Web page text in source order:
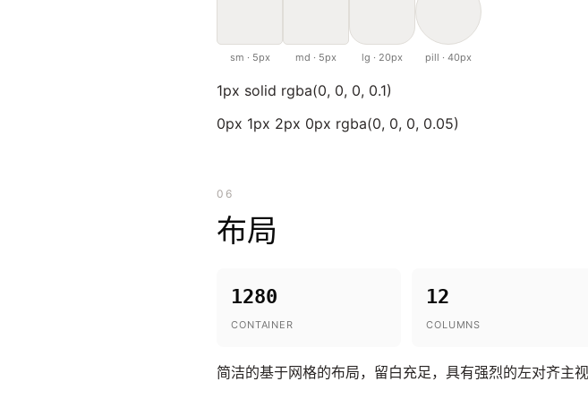
sm · 5px md · 5px lg · 20px pill · 40px
1px solid rgba(0, 0, 0, 0.1)
0px 1px 2px 0px rgba(0, 0, 0, 0.05)
06
布局
1280
CONTAINER
12
COLUMNS
简洁的基于网格的布局，留白充足，具有强烈的左对齐主视